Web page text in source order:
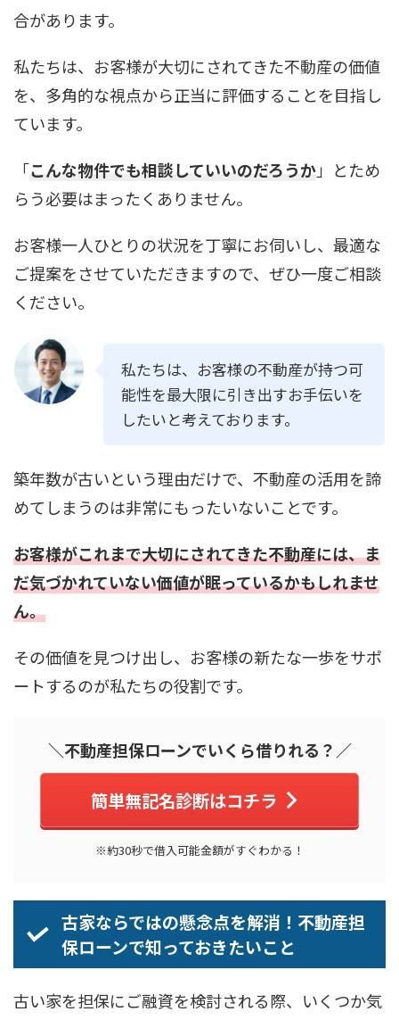
合があります。
私たちは、お客様が大切にされてきた不動産の価値
を、多角的な視点から正当に評価することを目指し
ています。
「こんな物件でも相談していいのだろうか」とため
らう必要はまったくありません。
お客様一人ひとりの状況を丁寧にお伺いし、最適な
ご提案をさせていただきますので、ぜひ一度ご相談
ください。
私たちは、お客様の不動産が持つ可
能性を最大限に引き出すお手伝いを
したいと考えております。
築年数が古いという理由だけで、不動産の活用を諦
めてしまうのは非常にもったいないことです。
お客様がこれまで大切にされてきた不動産には、ま
だ気づかれていない価値が眠っているかもしれませ
ん。
その価値を見つけ出し、お客様の新たな一歩をサポ
ートするのが私たちの役割です。
＼不動産担保ローンでいくら借りれる？／
簡単無記名診断はコチラ
※約30秒で借入可能金額がすぐわかる！
古家ならではの懸念点を解消！不動産担
保ローンで知っておきたいこと
古い家を担保にご融資を検討される際、いくつか気